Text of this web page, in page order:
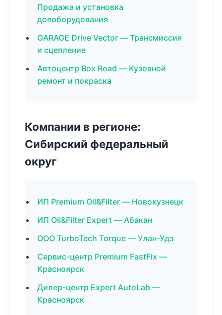
Продажа и установка
допоборудования
GARAGE Drive Vector — Трансмиссия
и сцепление
Автоцентр Box Road — Кузовной
ремонт и покраска
Компании в регионе:
Сибирский федеральный
округ
ИП Premium Oil&Filter — Новокузнецк
ИП Oil&Filter Expert — Абакан
ООО TurboTech Torque — Улан-Удэ
Сервис-центр Premium FastFix —
Красноярск
Дилер-центр Expert AutoLab —
Красноярск